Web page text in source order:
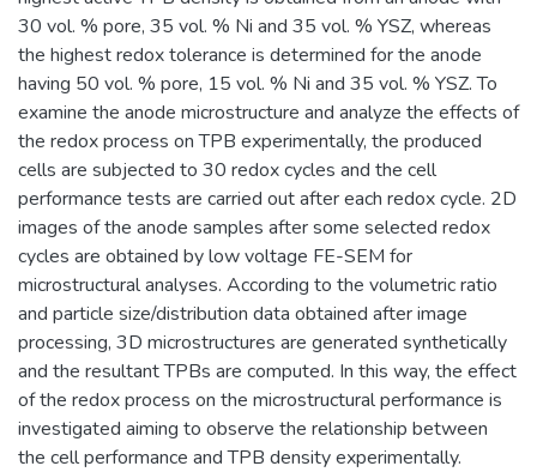
30 vol. % pore, 35 vol. % Ni and 35 vol. % YSZ, whereas
the highest redox tolerance is determined for the anode
having 50 vol. % pore, 15 vol. % Ni and 35 vol. % YSZ. To
examine the anode microstructure and analyze the effects of
the redox process on TPB experimentally, the produced
cells are subjected to 30 redox cycles and the cell
performance tests are carried out after each redox cycle. 2D
images of the anode samples after some selected redox
cycles are obtained by low voltage FE-SEM for
microstructural analyses. According to the volumetric ratio
and particle size/distribution data obtained after image
processing, 3D microstructures are generated synthetically
and the resultant TPBs are computed. In this way, the effect
of the redox process on the microstructural performance is
investigated aiming to observe the relationship between
the cell performance and TPB density experimentally.